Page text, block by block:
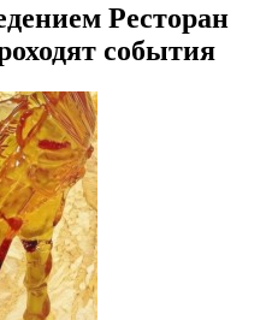
Ресторан
события